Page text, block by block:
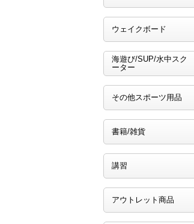
ウェイクボード
海遊び/SUP/水中スク
ーター
その他スポーツ用品
書籍/雑貨
講習
アウトレット商品